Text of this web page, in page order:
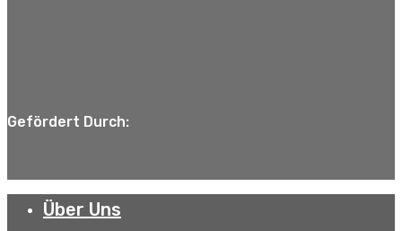
Gefördert Durch:
Über Uns